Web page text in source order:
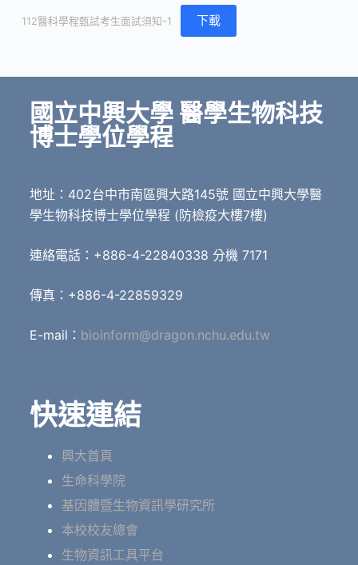
112醫科學程甄試考生面試須知-1 下載
國立中興大學 醫學生物科技
博士學位學程
地址：402台中市南區興大路145號 國立中興大學醫
學生物科技博士學位學程 (防檢疫大樓7樓)
連絡電話：+886-4-22840338 分機 7171
傳真：+886-4-22859329
E-mail： bioinform@dragon.nchu.edu.tw
快速連結
興大首頁
生命科學院
基因體暨生物資訊學研究所
本校校友總會
生物資訊工具平台